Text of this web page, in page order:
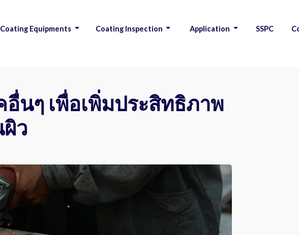
Coating Equipments Coating Inspection Application SSPC
นๆ เพื่อเพิ่มประสิทธิภาพ
ว